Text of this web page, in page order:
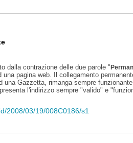
dalla contrazione delle due parole "
una pagina web. Il collegamento
una Gazzetta, rimanga sempre
l'indirizzo sempre "valido" e
2008/03/19/008C0186/s1